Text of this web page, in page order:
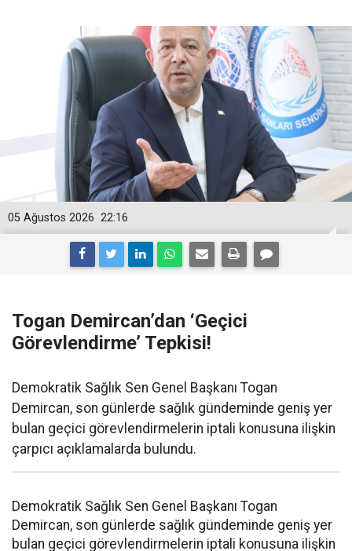
22:16
05 Ağustos 2026
Togan Demircan’dan ‘Geçici
Görevlendirme’ Tepkisi!
Demokratik Sağlık Sen Genel Başkanı Togan
Demircan, son günlerde sağlık gündeminde geniş yer
bulan geçici görevlendirmelerin iptali konusuna ilişkin
çarpıcı açıklamalarda bulundu.
Demokratik Sağlık Sen Genel Başkanı Togan
Demircan, son günlerde sağlık gündeminde geniş yer
bulan geçici görevlendirmelerin iptali konusuna ilişkin